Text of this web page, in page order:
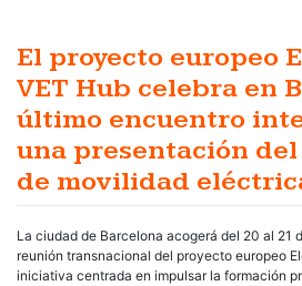
El proyecto europeo
VET Hub celebra en
último encuentro
una presentación
de movilidad
La ciudad de Barcelona acogerá del 20 al 21
reunión transnacional del proyecto europeo
iniciativa centrada en impulsar la formación